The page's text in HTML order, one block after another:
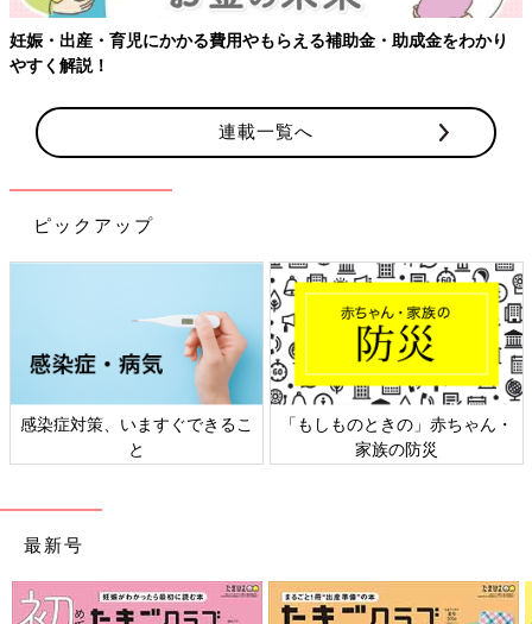
らえる補助金・助成金をわかり
連載一覧へ
ピックアップ
るこ
「もしものときの」赤ちゃん・
日本外来小児科学会リー
ト検討会
最新号